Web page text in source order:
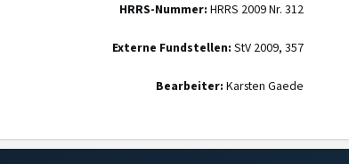
HRRS-Nummer: HRRS 2009 Nr. 312
Externe Fundstellen: StV 2009, 357
Bearbeiter: Karsten Gaede